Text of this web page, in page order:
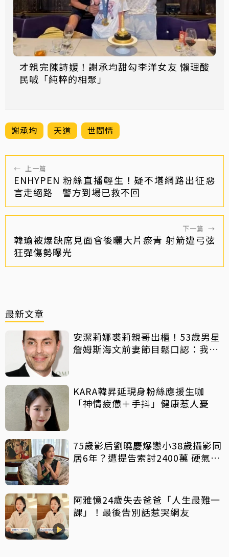
才親完陳詩媛！謝承均甜勾李洋女友 懶理酸
民喊「純粹的相聚」
謝承均 天道 世間情
← 上一篇
ENHYPEN 粉絲直播輕生！疑不堪網路出征惡
言走絕路 警方到場已救不回
下一篇 →
韓瑜被爆缺席見面會後曬大片瘀青 射箭遭弓弦
狂彈傷勢曝光
最新文章
安潔莉娜裘莉親哥出櫃！53歲男星
詹姆斯海文前妻節目鬆口認：我是
KARA韓昇延現身粉絲應援生咖
「神情疲憊＋手抖」健康惹人憂
75歲影后劉曉慶爆戀小38歲攝影同
居6年？遭提告索討2400萬 硬氣反
阿雅憶24歲失去爸爸「人生最難一
課」！最後告別話惹哭網友